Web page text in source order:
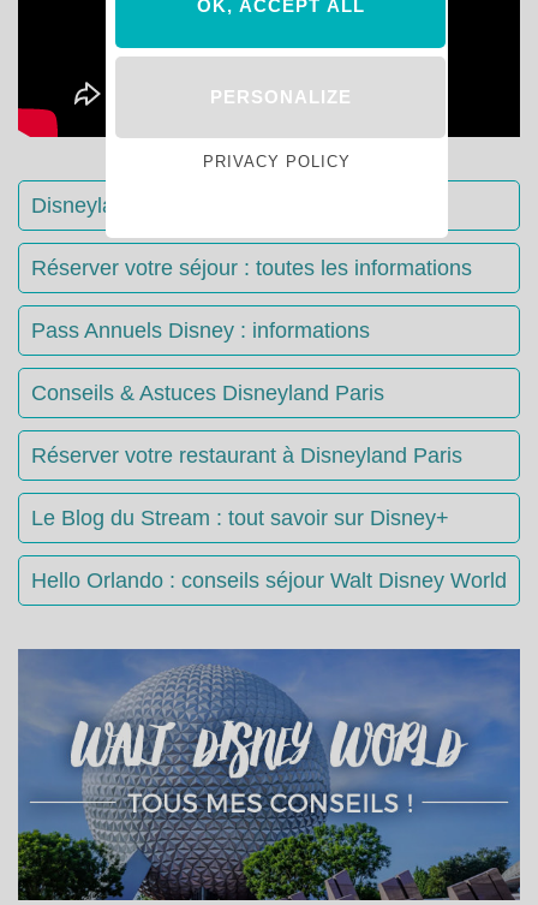
Disneyland Paris : Le guide complet
Réserver votre séjour : toutes les informations
Pass Annuels Disney : informations
Conseils & Astuces Disneyland Paris
Réserver votre restaurant à Disneyland Paris
Le Blog du Stream : tout savoir sur Disney+
Hello Orlando : conseils séjour Walt Disney World
OK, ACCEPT ALL
PERSONALIZE
PRIVACY POLICY